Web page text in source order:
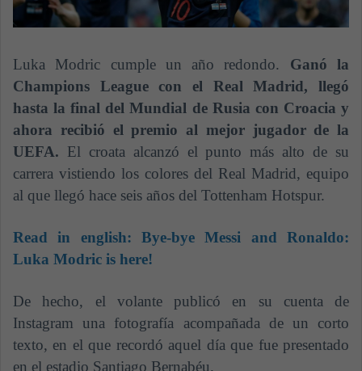
Luka Modric cumple un año redondo. Ganó la
Champions League con el Real Madrid, llegó
hasta la final del Mundial de Rusia con Croacia y
ahora recibió el premio al mejor jugador de la
UEFA. El croata alcanzó el punto más alto de su
carrera vistiendo los colores del Real Madrid, equipo
al que llegó hace seis años del Tottenham Hotspur.
Read in english: Bye-bye Messi and Ronaldo:
Luka Modric is here!
De hecho, el volante publicó en su cuenta de
Instagram una fotografía acompañada de un corto
texto, en el que recordó aquel día que fue presentado
en el estadio Santiago Bernabéu.